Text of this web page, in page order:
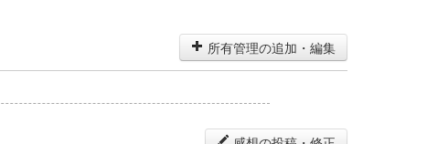
所有管理の追加・編集